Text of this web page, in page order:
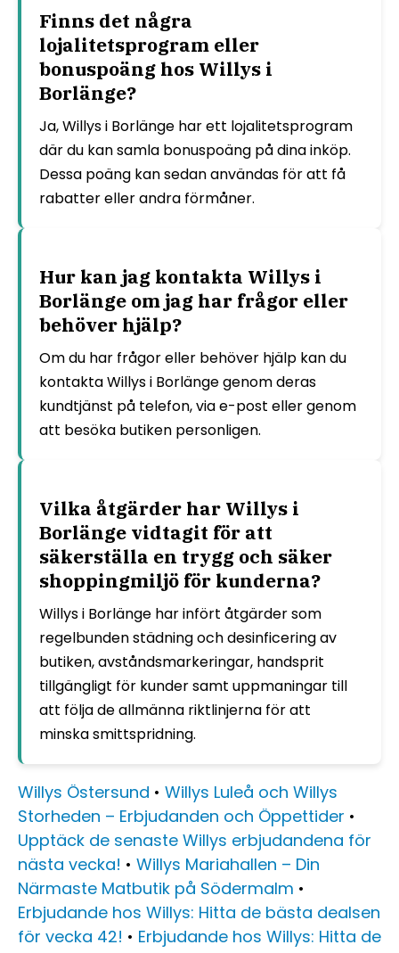
Finns det några
lojalitetsprogram eller
bonuspoäng hos Willys i
Borlänge?
Ja, Willys i Borlänge har ett lojalitetsprogram
där du kan samla bonuspoäng på dina inköp.
Dessa poäng kan sedan användas för att få
rabatter eller andra förmåner.
Hur kan jag kontakta Willys i
Borlänge om jag har frågor eller
behöver hjälp?
Om du har frågor eller behöver hjälp kan du
kontakta Willys i Borlänge genom deras
kundtjänst på telefon, via e-post eller genom
att besöka butiken personligen.
Vilka åtgärder har Willys i
Borlänge vidtagit för att
säkerställa en trygg och säker
shoppingmiljö för kunderna?
Willys i Borlänge har infört åtgärder som
regelbunden städning och desinficering av
butiken, avståndsmarkeringar, handsprit
tillgängligt för kunder samt uppmaningar till
att följa de allmänna riktlinjerna för att
minska smittspridning.
Willys Östersund • Willys Luleå och Willys
Storheden – Erbjudanden och Öppettider •
Upptäck de senaste Willys erbjudandena för
nästa vecka! • Willys Mariahallen – Din
Närmaste Matbutik på Södermalm •
Erbjudande hos Willys: Hitta de bästa dealsen
för vecka 42! • Erbjudande hos Willys: Hitta de